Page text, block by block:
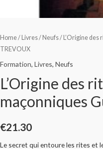
Home/ Livres/ Neufs/ L’Origine des
TREVOUX
Formation, Livres, Neufs
L’Origine des
maçonniques
€21.30
Le secret qui entoure les rites et